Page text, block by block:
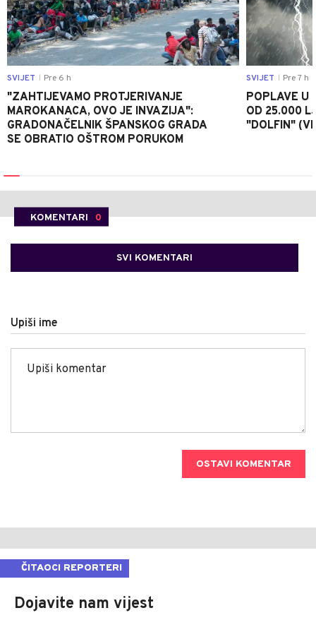
SVIJET Pre 6 h
"ZAHTIJEVAMO PROTJERIVANJE
MAROKANACA, OVO JE INVAZIJA":
GRADONAČELNIK ŠPANSKOG GRADA
SE OBRATIO OŠTROM PORUKOM
SVIJET Pre 7 h
POPLAVE U
OD 25.000
"DOLFIN"
KOMENTARI 0
SVI KOMENTARI
Upiši ime
OSTAVI KOMENTAR
ČITAOCI REPORTERI
Dojavite nam vijest